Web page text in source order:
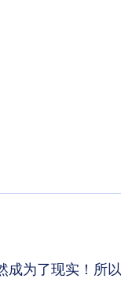
成为了现实！所以